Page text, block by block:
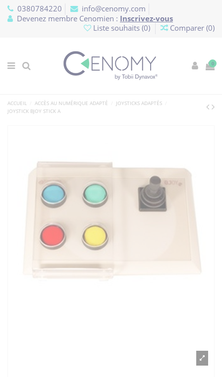
0380784220
info@cenomy.com
Devenez membre Cenomien : Inscrivez-vous
Liste souhaits (0) Comparer (0)
0
ACCUEIL ACCÈS AU NUMÉRIQUE ADAPTÉ
JOYSTICKS ADAPTÉS
JOYSTICK BJOY STICK A
Panneau de gestion des cookies